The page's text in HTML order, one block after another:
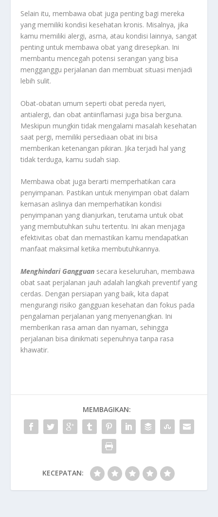
Selain itu, membawa obat juga penting bagi mereka
yang memiliki kondisi kesehatan kronis. Misalnya, jika
kamu memiliki alergi, asma, atau kondisi lainnya, sangat
penting untuk membawa obat yang diresepkan. Ini
membantu mencegah potensi serangan yang bisa
mengganggu perjalanan dan membuat situasi menjadi
lebih sulit.
Obat-obatan umum seperti obat pereda nyeri,
antialergi, dan obat antiinflamasi juga bisa berguna.
Meskipun mungkin tidak mengalami masalah kesehatan
saat pergi, memiliki persediaan obat ini bisa
memberikan ketenangan pikiran. Jika terjadi hal yang
tidak terduga, kamu sudah siap.
Membawa obat juga berarti memperhatikan cara
penyimpanan. Pastikan untuk menyimpan obat dalam
kemasan aslinya dan memperhatikan kondisi
penyimpanan yang dianjurkan, terutama untuk obat
yang membutuhkan suhu tertentu. Ini akan menjaga
efektivitas obat dan memastikan kamu mendapatkan
manfaat maksimal ketika membutuhkannya.
Menghindari Gangguan secara keseluruhan, membawa
obat saat perjalanan jauh adalah langkah preventif yang
cerdas. Dengan persiapan yang baik, kita dapat
mengurangi risiko gangguan kesehatan dan fokus pada
pengalaman perjalanan yang menyenangkan. Ini
memberikan rasa aman dan nyaman, sehingga
perjalanan bisa dinikmati sepenuhnya tanpa rasa
khawatir.
MEMBAGIKAN:
KECEPATAN: